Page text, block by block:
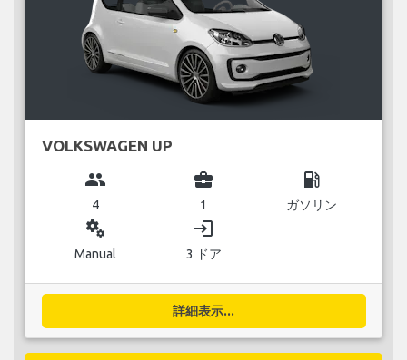
VOLKSWAGEN UP
group
4
business_center
1
local_gas_station
ガソリン
miscellaneous_services
Manual
login
3 ドア
詳細表示...